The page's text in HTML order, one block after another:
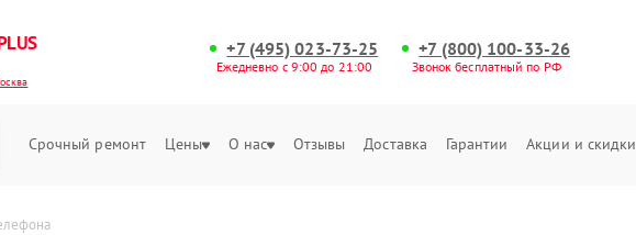
+7 (495) 023-73-25
Ежедневно с 9:00 до 21:00
+7 (800) 100-33-26
Звонок бесплатный по РФ
Срочный ремонт Цены О нас Отзывы Доставка Гарантии Акции и скидки